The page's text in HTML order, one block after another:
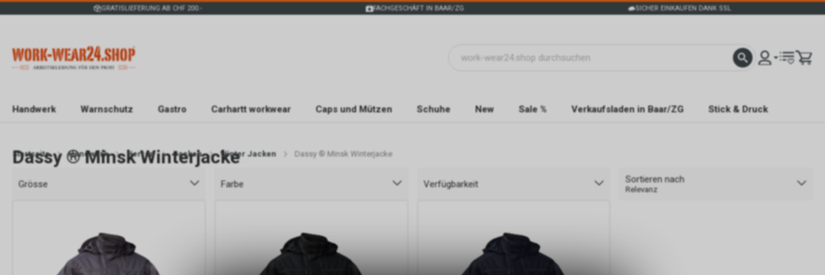
GRATISLIEFERUNG AB CHF 200.- FACHGESCHÄFT IN BAAR/ZG SICHER EINKAUFEN DANK SSL
Handwerk Warnschutz Gastro Carhartt workwear Caps und Mützen Schuhe New Sale % Verkaufsladen in Baar/ZG Stick & Druck
Startseite Handwerk Herren Jacken Winter Jacken Dassy ® Minsk Winterjacke
Dassy ® Minsk Winterjacke
Grösse Farbe Verfügbarkeit Sortieren nach
Relevanz